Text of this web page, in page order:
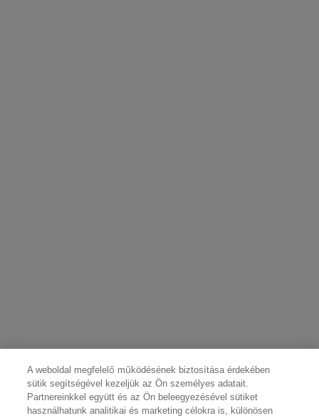
A weboldal megfelelő működésének biztosítása érdekében
sütik segítségével kezeljük az Ön személyes adatait.
Partnereinkkel együtt és az Ön beleegyezésével sütiket
használhatunk analitikai és marketing célokra is, különösen